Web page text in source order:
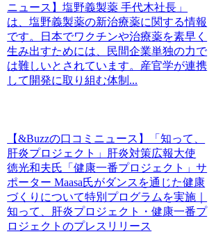
ニュース】塩野義製薬 手代木社長」
は、塩野義製薬の新治療薬に関する情報
です。日本でワクチンや治療薬を素早く
生み出すためには、民間企業単独の力で
は難しいとされています。産官学が連携
して開発に取り組む体制...
【&Buzzの口コミニュース】「知って、
肝炎プロジェクト」肝炎対策広報大使
徳光和夫氏「健康一番プロジェクト」サ
ポーター Maasa氏がダンスを通じた健康
づくりについて特別プログラムを実施｜
知って、肝炎プロジェクト・健康一番プ
ロジェクトのプレスリリース